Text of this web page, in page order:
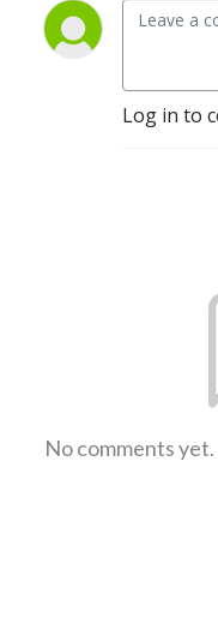
Log in to
No comments